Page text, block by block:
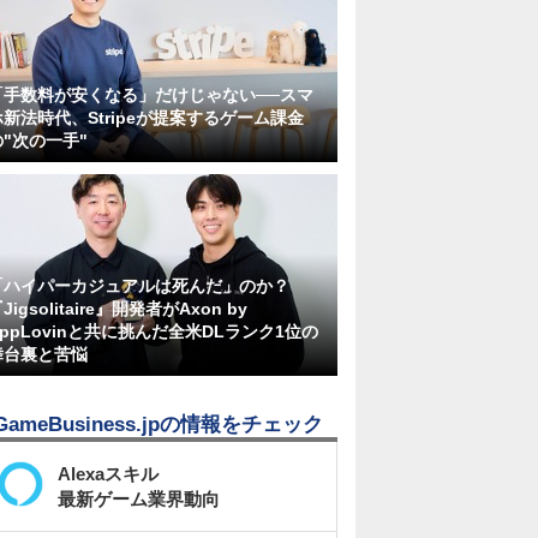
手数料が安くなる」だけじゃない──スマ
新法時代、Stripeが提案するゲーム課金
"次の一手"
ハイパーカジュアルは死んだ」のか？
Jigsolitaire』開発者がAxon by
と共に挑んだ全米DLランク1位の
台裏と苦悩
の情報をチェック
Alexaスキル
最新ゲーム業界動向